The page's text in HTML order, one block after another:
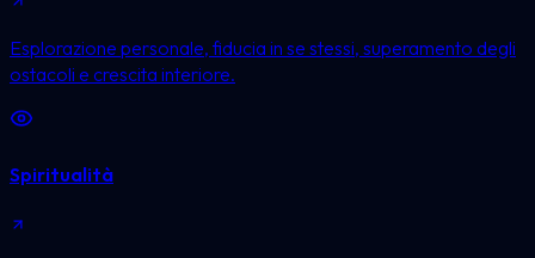
Esplorazione personale, fiducia in se stessi, superamento degli
ostacoli e crescita interiore.
Spiritualità